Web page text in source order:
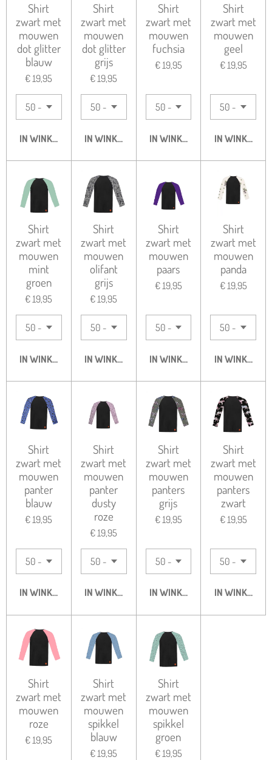
Shirt
zwart met
mouwen
dot glitter
blauw
€ 19,95
IN WINKELWAGEN
Shirt
zwart met
mouwen
dot glitter
grijs
€ 19,95
IN WINKELWAGEN
Shirt
zwart met
mouwen
fuchsia
€ 19,95
IN WINKELWAGEN
Shirt
zwart met
mouwen
geel
€ 19,95
IN
Shirt
zwart met
mouwen
mint
groen
€ 19,95
IN WINKELWAGEN
Shirt
zwart met
mouwen
olifant
grijs
€ 19,95
IN WINKELWAGEN
Shirt
zwart met
mouwen
paars
€ 19,95
IN WINKELWAGEN
Shirt
zwart met
mouwen
panda
€ 19,95
IN
Shirt
zwart met
mouwen
panter
blauw
€ 19,95
IN WINKELWAGEN
Shirt
zwart met
mouwen
panter
dusty
roze
€ 19,95
IN WINKELWAGEN
Shirt
zwart met
mouwen
panters
grijs
€ 19,95
IN WINKELWAGEN
Shirt
zwart met
mouwen
panters
zwart
€ 19,95
IN
Shirt
zwart met
mouwen
roze
€ 19,95
Shirt
zwart met
mouwen
spikkel
blauw
€ 19,95
Shirt
zwart met
mouwen
spikkel
groen
€ 19,95